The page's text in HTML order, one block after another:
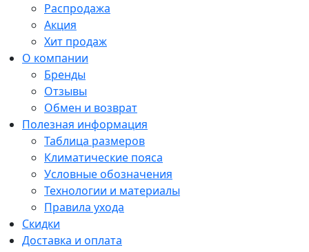
Распродажа
Акция
Хит продаж
О компании
Бренды
Отзывы
Обмен и возврат
Полезная информация
Таблица размеров
Климатические пояса
Условные обозначения
Технологии и материалы
Правила ухода
Скидки
Доставка и оплата